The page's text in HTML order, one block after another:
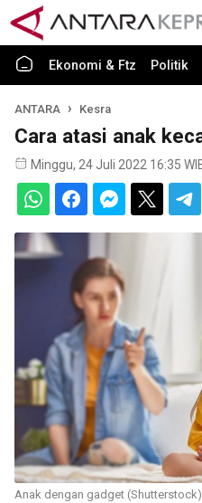
Ekonomi & Ftz Politik
ANTARA Kesra
Cara atasi anak
Minggu, 24 Juli 2022 16:35
Anak dengan gadget